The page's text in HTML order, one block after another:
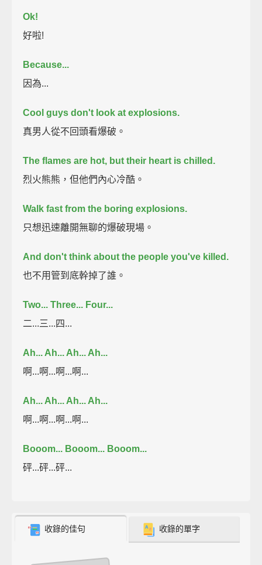
Ok!
好啦!
Because...
因為...
Cool guys don't look at explosions.
真男人從不回頭看爆破。
The flames are hot, but their heart is chilled.
烈火熊熊，但他們內心冷酷。
Walk fast from the boring explosions.
只想迅速離開無聊的爆破現場。
And don't think about the people you've killed.
也不用管到底幹掉了誰。
Two... Three... Four...
二...三...四...
Ah... Ah... Ah... Ah...
啊...啊...啊...啊...
Ah... Ah... Ah... Ah...
啊...啊...啊...啊...
Booom... Booom... Booom...
砰...砰...砰...
收錄的佳句 收錄的單字